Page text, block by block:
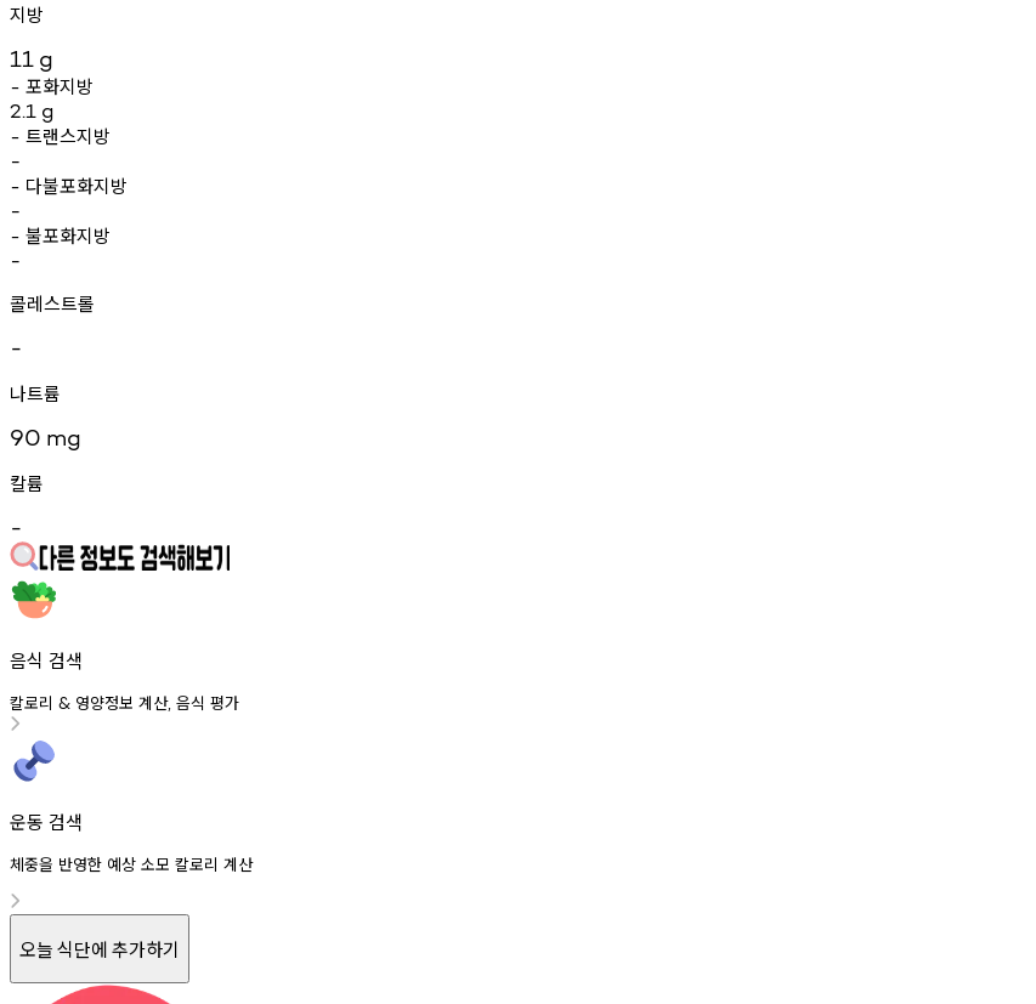
지방
11 g
- 포화지방
2.1 g
- 트랜스지방
-
- 다불포화지방
-
- 불포화지방
-
콜레스트롤
-
나트륨
90 mg
칼륨
-
음식 검색
칼로리 & 영양정보 계산, 음식 평가
운동 검색
체중을 반영한 예상 소모 칼로리 계산
오늘 식단에 추가하기